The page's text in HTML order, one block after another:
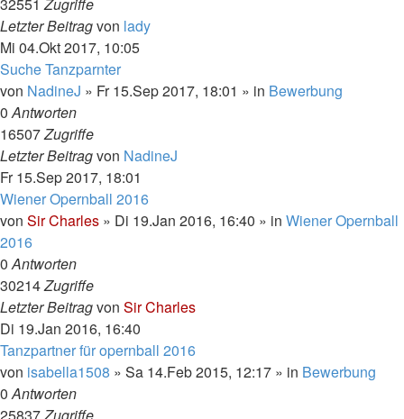
Letzter Beitragvon lady
Mi 04.Okt 2017, 10:05
Suche Tanzparnter
von NadineJ » Fr 15.Sep 2017, 18:01 » in Bewerbung
0Antworten
16507Zugriffe
Letzter Beitragvon NadineJ
Fr 15.Sep 2017, 18:01
Wiener Opernball 2016
von Sir Charles » Di 19.Jan 2016, 16:40 » in Wiener Opernball
2016
0Antworten
30214Zugriffe
Letzter Beitragvon Sir Charles
Di 19.Jan 2016, 16:40
Tanzpartner für opernball 2016
von isabella1508 » Sa 14.Feb 2015, 12:17 » in Bewerbung
0Antworten